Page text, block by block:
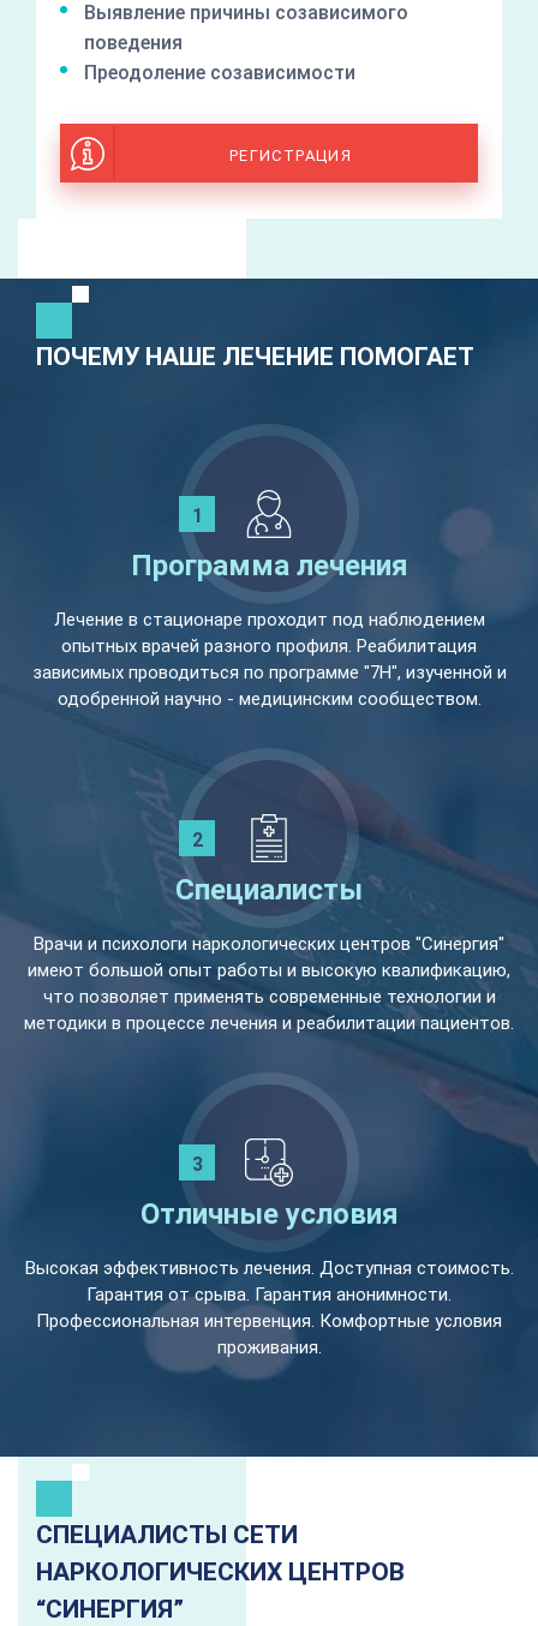
Выявление причины созависимого
поведения
Преодоление созависимости
РЕГИСТРАЦИЯ
ПОЧЕМУ НАШЕ ЛЕЧЕНИЕ ПОМОГАЕТ
Программа лечения
Лечение в стационаре проходит под наблюдением
опытных врачей разного профиля. Реабилитация
зависимых проводиться по программе "7Н", изученной и
одобренной научно - медицинским сообществом.
Специалисты
Врачи и психологи наркологических центров "Синергия"
имеют большой опыт работы и высокую квалификацию,
что позволяет применять современные технологии и
методики в процессе лечения и реабилитации пациентов.
Отличные условия
Высокая эффективность лечения. Доступная стоимость.
Гарантия от срыва. Гарантия анонимности.
Профессиональная интервенция. Комфортные условия
проживания.
СПЕЦИАЛИСТЫ СЕТИ
НАРКОЛОГИЧЕСКИХ ЦЕНТРОВ
“СИНЕРГИЯ”